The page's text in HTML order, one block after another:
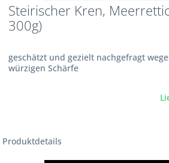
Steirischer Kren,
300g)
geschätzt und gezielt nachgefragt
würzigen Schärfe
Produktdetails